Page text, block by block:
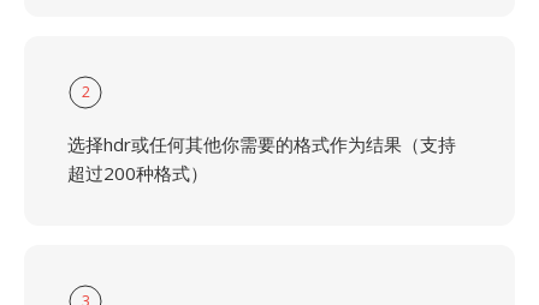
2
选择hdr或任何其他你需要的格式作为结果（支持
超过200种格式）